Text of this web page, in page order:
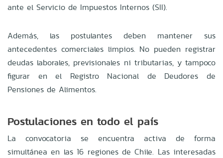
ante el Servicio de Impuestos Internos (SII).
Además, las postulantes deben mantener sus
antecedentes comerciales limpios. No pueden registrar
deudas laborales, previsionales ni tributarias, y tampoco
figurar en el Registro Nacional de Deudores de
Pensiones de Alimentos.
Postulaciones en todo el país
La convocatoria se encuentra activa de forma
simultánea en las 16 regiones de Chile. Las interesadas